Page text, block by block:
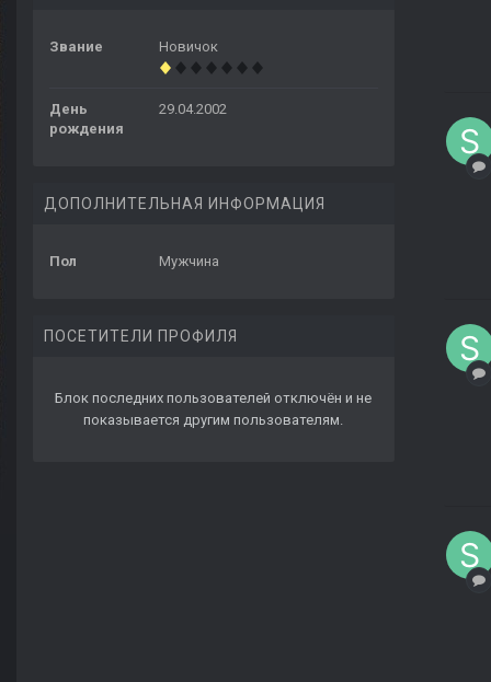
Звание Новичок
День
рождения
29.04.2002
ДОПОЛНИТЕЛЬНАЯ ИНФОРМАЦИЯ
Пол Мужчина
ПОСЕТИТЕЛИ ПРОФИЛЯ
Блок последних пользователей отключён и не
показывается другим пользователям.